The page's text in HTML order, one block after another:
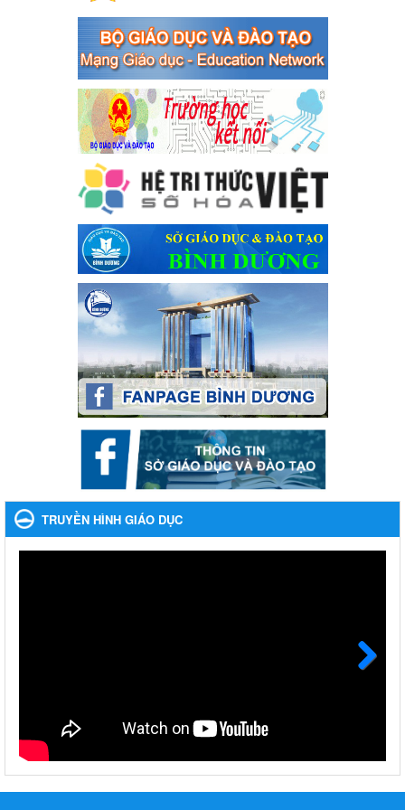
Phối hợp rà soát nhu cầu tiêm vắc xin phòng Covid 19
Phối hợp rà soát nhu cầu tiêm vắc xin phòng Covid 19
Ngày ban hành: 22/11/2023
Phát động, triển khai Cuộc thi " An toàn giao thông cho nụ
cười ngày mai" dành cho học sinh và giáo viên trung học
năm học 2023-2024
Phát động, triển khai Cuộc thi " An toàn giao thông cho nụ cười
ngày mai" dành cho học sinh và giáo viên trung học năm học
Ngày ban hành: 22/11/2023
Nhắc nhỡ thực hiện thanh toán không dùng tiền mặt các
khoản thu trong nhà trường năm học 2023-2024 và các năm
Nhắc nhỡ thực hiện thanh toán không dùng tiền mặt các khoản
thu trong nhà trường năm học 2023-2024 và các năm tiếp theo
Ngày ban hành: 27/09/2023
Hưởng ứng cuộc thi Tìm hiểu Luật Phòng, chống ma túy
Hưởng ứng cuộc thi Tìm hiểu Luật Phòng, chống ma túy
Ngày ban hành: 06/09/2023
Về việc thống kê, lập danh sách đề xuất học sinh nhận học
bổng, hỗ trợ của Chương trình "Tiếp sức đến trường" năm
Về việc thống kê, lập danh sách đề xuất học sinh nhận học bổng,
hỗ trợ của Chương trình "Tiếp sức đến trường" năm học 2023-
2024
trào vệ sinh yêu nước nâng cao sức khỏe nhân dân năm 2023
phòng, chống bệnh tay chân miệng trong các cơ sở giáo
dục mầm non, trường mẫu giáo, trường tiểu học
Khẩn trương triển khai các biện pháp tăng cường công tác phòng,
chống bệnh tay chân miệng trong các cơ sở giáo dục mầm non,
trường mẫu giáo, trường tiểu học
TRUYỀN HÌNH GIÁO DỤC